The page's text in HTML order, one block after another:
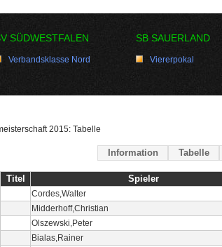
SÜDWESTFALEN
Verbandsklasse Nord
SB SAUERLAND
Viererpokal
2015: Tabelle
Information Tabelle
Titel Spieler
Cordes,Walter
Midderhoff,Christian
Olszewski,Peter
Bialas,Rainer